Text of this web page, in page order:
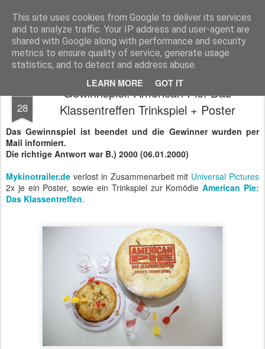
This site uses cookies from Google to deliver its services
and to analyze traffic. Your IP address and user-agent are
shared with Google along with performance and security
metrics to ensure quality of service, generate usage
statistics, and to detect and address abuse.
LEARN MORE GOT IT
MyKinoTrailer
Pages
28
Gewinnspiel: American Pie: Das
Klassentreffen Trinkspiel + Poster
Das Gewinnspiel ist beendet und die Gewinner wurden per
Mail informiert.
Die richtige Antwort war B.) 2000 (06.01.2000)
Mykinotrailer.de verlost in Zusammenarbeit mit Universal Pictures
2x je ein Poster, sowie ein Trinkspiel zur KomödieAmerican Pie:
Das Klassentreffen.